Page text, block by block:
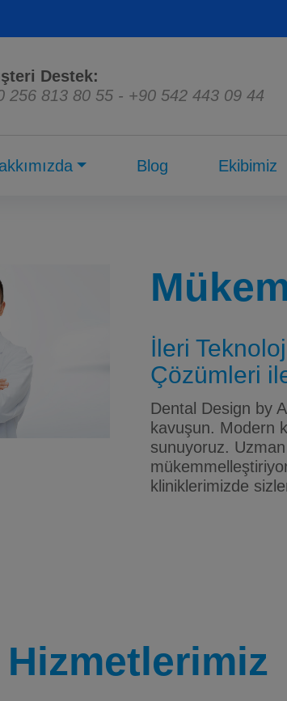
Destek:
256 813 80 55 - +90 542 443 09 44
Blog Ekibimiz
İleri
Çözümleri
Dental Design by
kavuşun. Modern
sunuyoruz.
kliniklerimizde
Hizmetlerimiz